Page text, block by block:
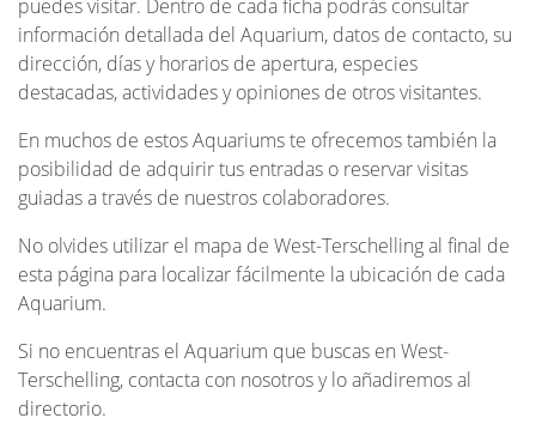
puedes visitar. Dentro de cada ficha podrás consultar
información detallada del Aquarium, datos de contacto, su
dirección, días y horarios de apertura, especies
destacadas, actividades y opiniones de otros visitantes.
En muchos de estos Aquariums te ofrecemos también la
posibilidad de adquirir tus entradas o reservar visitas
guiadas a través de nuestros colaboradores.
No olvides utilizar el mapa de West-Terschelling al final de
esta página para localizar fácilmente la ubicación de cada
Aquarium.
Si no encuentras el Aquarium que buscas en West-
Terschelling, contacta con nosotros y lo añadiremos al
directorio.